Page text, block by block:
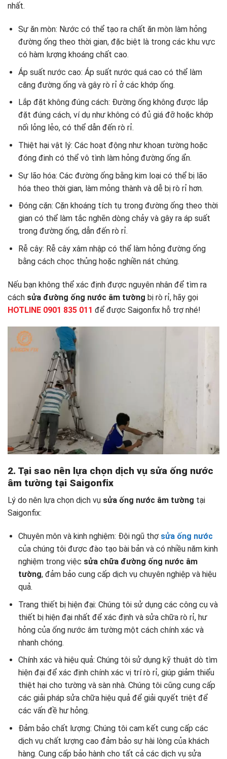
nhất.
Sự ăn mòn: Nước có thể tạo ra chất ăn mòn làm hỏng
đường ống theo thời gian, đặc biệt là trong các khu vực
có hàm lượng khoáng chất cao.
Áp suất nước cao: Áp suất nước quá cao có thể làm
căng đường ống và gây rò rỉ ở các khớp ống.
Lắp đặt không đúng cách: Đường ống không được lắp
đặt đúng cách, ví dụ như không có đủ giá đỡ hoặc khớp
nối lỏng lẻo, có thể dẫn đến rò rỉ.
Thiệt hại vật lý: Các hoạt động như khoan tường hoặc
đóng đinh có thể vô tình làm hỏng đường ống ẩn.
Sự lão hóa: Các đường ống bằng kim loại có thể bị lão
hóa theo thời gian, làm mỏng thành và dễ bị rò rỉ hơn.
Đóng cặn: Cặn khoáng tích tụ trong đường ống theo thời
gian có thể làm tắc nghẽn dòng chảy và gây ra áp suất
trong đường ống, dẫn đến rò rỉ.
Rễ cây: Rễ cây xâm nhập có thể làm hỏng đường ống
bằng cách chọc thủng hoặc nghiền nát chúng.
Nếu bạn không thể xác định được nguyên nhân để tìm ra
cách sửa đường ống nước âm tường bị rò rỉ, hãy gọi
HOTLINE 0901 835 011 để được Saigonfix hỗ trợ nhé!
2. Tại sao nên lựa chọn dịch vụ sửa ống nước
âm tường tại Saigonfix
Lý do nên lựa chọn dịch vụ sửa ống nước âm tường tại
Saigonfix:
Chuyên môn và kinh nghiệm: Đội ngũ thợ sửa ống nước
của chúng tôi được đào tạo bài bản và có nhiều năm kinh
nghiệm trong việc sửa chữa đường ống nước âm
tường, đảm bảo cung cấp dịch vụ chuyên nghiệp và hiệu
quả.
Trang thiết bị hiện đại: Chúng tôi sử dụng các công cụ và
thiết bị hiện đại nhất để xác định và sửa chữa rò rỉ, hư
hỏng của ống nước âm tường một cách chính xác và
nhanh chóng.
Chính xác và hiệu quả: Chúng tôi sử dụng kỹ thuật dò tìm
hiện đại để xác định chính xác vị trí rò rỉ, giúp giảm thiểu
thiệt hại cho tường và sàn nhà. Chúng tôi cũng cung cấp
các giải pháp sửa chữa hiệu quả để giải quyết triệt để
các vấn đề hư hỏng.
Đảm bảo chất lượng: Chúng tôi cam kết cung cấp các
dịch vụ chất lượng cao đảm bảo sự hài lòng của khách
hàng. Cung cấp bảo hành cho tất cả các dịch vụ sửa